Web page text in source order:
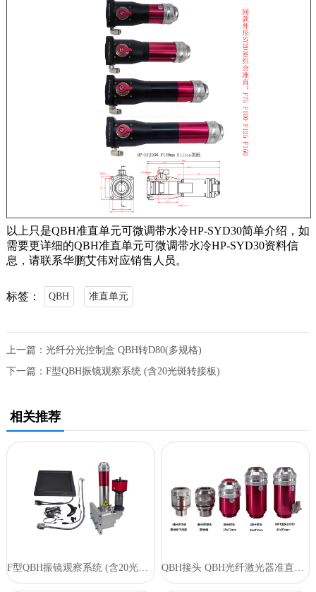
以上只是QBH准直单元可微调带水冷HP-SYD30简单介绍，如
需要更详细的QBH准直单元可微调带水冷HP-SYD30资料信
息，请联系华鹏艾伟对应销售人员。
标签： QBH 准直单元
上一篇： 光纤分光控制盒 QBH转D80(多规格)
下一篇： F型QBH振镜观察系统 (含20光斑转接板)
相关推荐
F型QBH振镜观察系统 (含20光斑转接板)